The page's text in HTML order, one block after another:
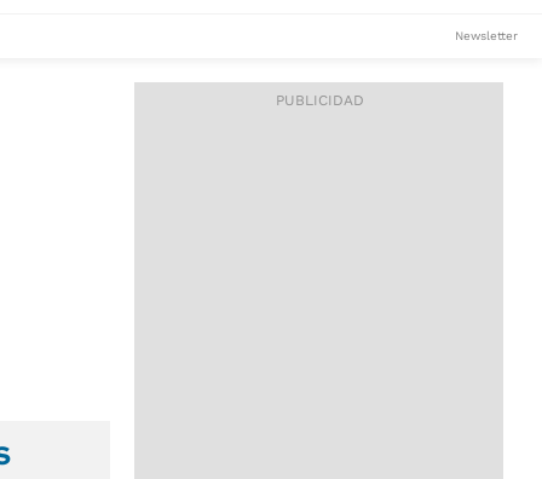
ACCESO FULL - $1.800/MES
Newsletter